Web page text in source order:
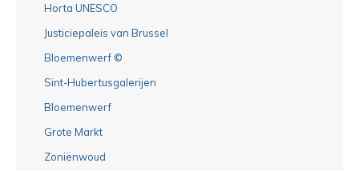
Horta UNESCO
Justiciepaleis van Brussel
Bloemenwerf ©
Sint-Hubertusgalerijen
Bloemenwerf
Grote Markt
Zoniënwoud